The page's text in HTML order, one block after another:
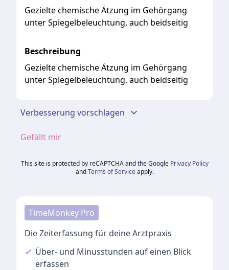
Gezielte chemische Ätzung im Gehörgang
unter Spiegelbeleuchtung, auch beidseitig
Beschreibung
Gezielte chemische Ätzung im Gehörgang
unter Spiegelbeleuchtung, auch beidseitig
Verbesserung vorschlagen
Gefällt mir
This site is protected by reCAPTCHA and the Google Privacy Policy
and Terms of Service apply.
TimeMonkey Pro
Die Zeiterfassung für deine Arztpraxis
✓ Über- und Minusstunden auf einen Blick
erfassen